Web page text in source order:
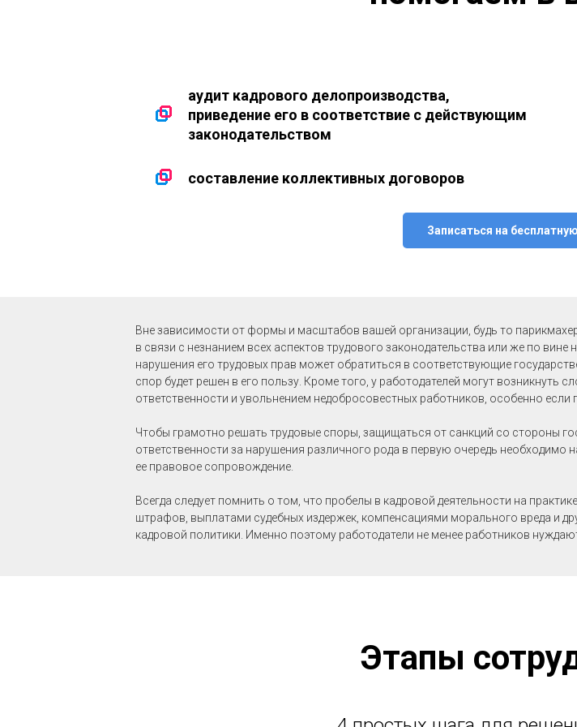
аудит кадрового делопроизводства,
приведение его в соответствие с действующим
законодательством
составление коллективных договоров
Записаться на
Вне зависимости от формы и масштабов вашей организации, будь то
в связи с незнанием всех аспектов трудового законодательства или же по
нарушения его трудовых прав может обратиться в соответствующие
спор будет решен в его пользу. Кроме того, у работодателей могут
ответственности и увольнением недобросовестных работников, особенно
Чтобы грамотно решать трудовые споры, защищаться от санкций со стороны
ответственности за нарушения различного рода в первую очередь
ее правовое сопровождение.
Всегда следует помнить о том, что пробелы в кадровой деятельности на
штрафов, выплатами судебных издержек, компенсациями морального вреда и
кадровой политики. Именно поэтому работодатели не менее работников
Этапы